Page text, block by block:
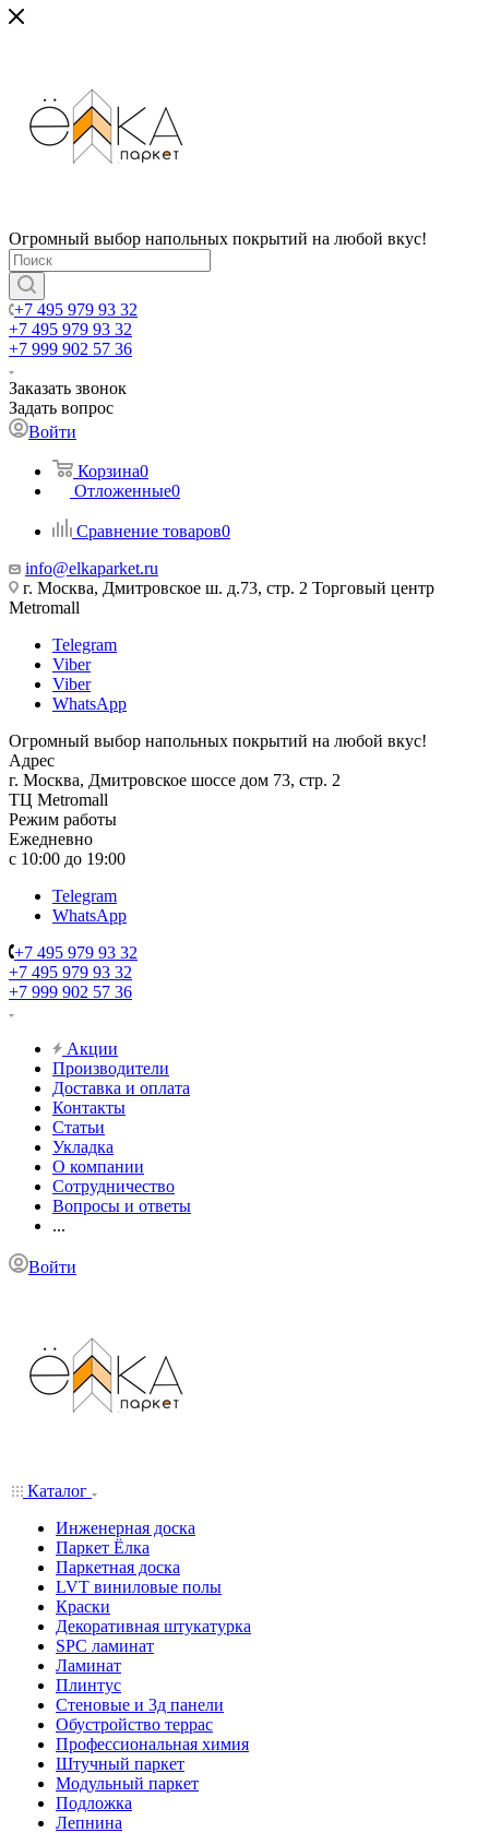
Огромный выбор напольных покрытий на любой вкус!
+7 495 979 93 32
+7 495 979 93 32
+7 999 902 57 36
Заказать звонок
Задать вопрос
Войти
Корзина0
Отложенные0
Сравнение товаров0
info@elkaparket.ru
г. Москва, Дмитровское ш. д.73, стр. 2 Торговый центр
Metromall
Telegram
Viber
Viber
WhatsApp
Огромный выбор напольных покрытий на любой вкус!
Адрес
г. Москва, Дмитровское шоссе дом 73, стр. 2
ТЦ Metromall
Режим работы
Ежедневно
с 10:00 до 19:00
Telegram
WhatsApp
+7 495 979 93 32
+7 495 979 93 32
+7 999 902 57 36
Акции
Производители
Доставка и оплата
Контакты
Статьи
Укладка
О компании
Сотрудничество
Вопросы и ответы
...
Войти
Каталог
Инженерная доска
Паркет Ёлка
Паркетная доска
LVT виниловые полы
Краски
Декоративная штукатурка
SPC ламинат
Ламинат
Плинтус
Стеновые и 3д панели
Обустройство террас
Профессиональная химия
Штучный паркет
Модульный паркет
Подложка
Лепнина